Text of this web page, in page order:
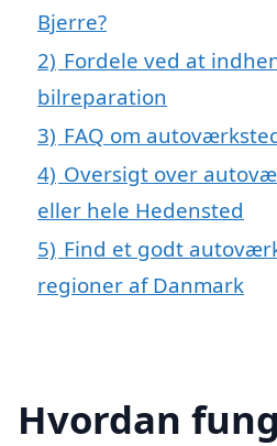
Bjerre?
2) Fordele ved at
bilreparation
3) FAQ om
4) Oversigt over
eller hele Hedensted
5) Find et godt
regioner af Danmark
Hvordan